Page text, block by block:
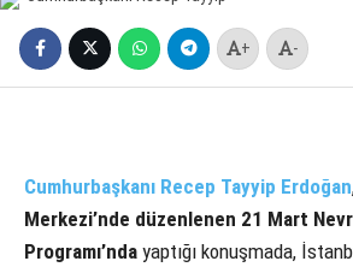
+ -
Cumhurbaşkanı Recep Tayyip Erdoğan
Merkezi’nde düzenlenen 21 Mart
Programı’nda yaptığı konuşmada,